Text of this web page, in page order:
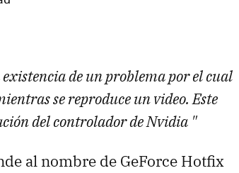
de un problema por el cual
se reproduce un video. Este
del controlador de Nvidia "
al nombre de GeForce Hotfix